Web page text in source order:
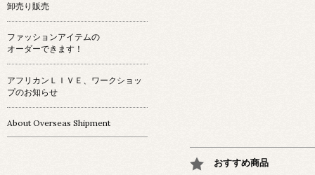
おすすめ商品
卸売り販売
ファッションアイテムの
オーダーできます！
アフリカンＬＩＶＥ、ワークショッ
プのお知らせ
About Overseas Shipment